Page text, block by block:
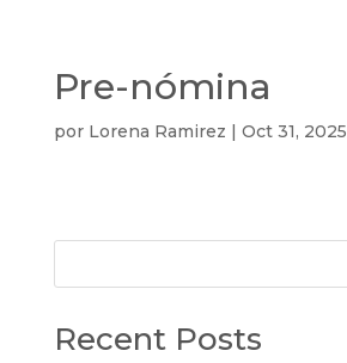
Pre-nómina
por Lorena Ramirez | Oct 31, 2025
Recent Posts